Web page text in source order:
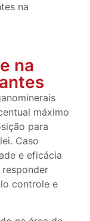
na
na
máximo
para
Caso
e eficácia
controle e